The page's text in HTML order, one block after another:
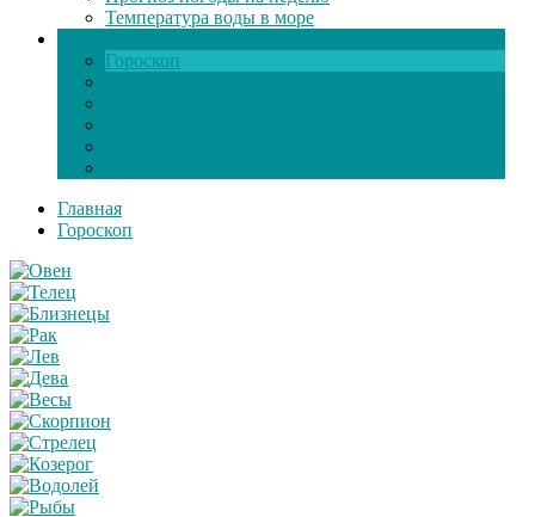
Температура воды в море
Гороскоп
Главная
Гороскоп